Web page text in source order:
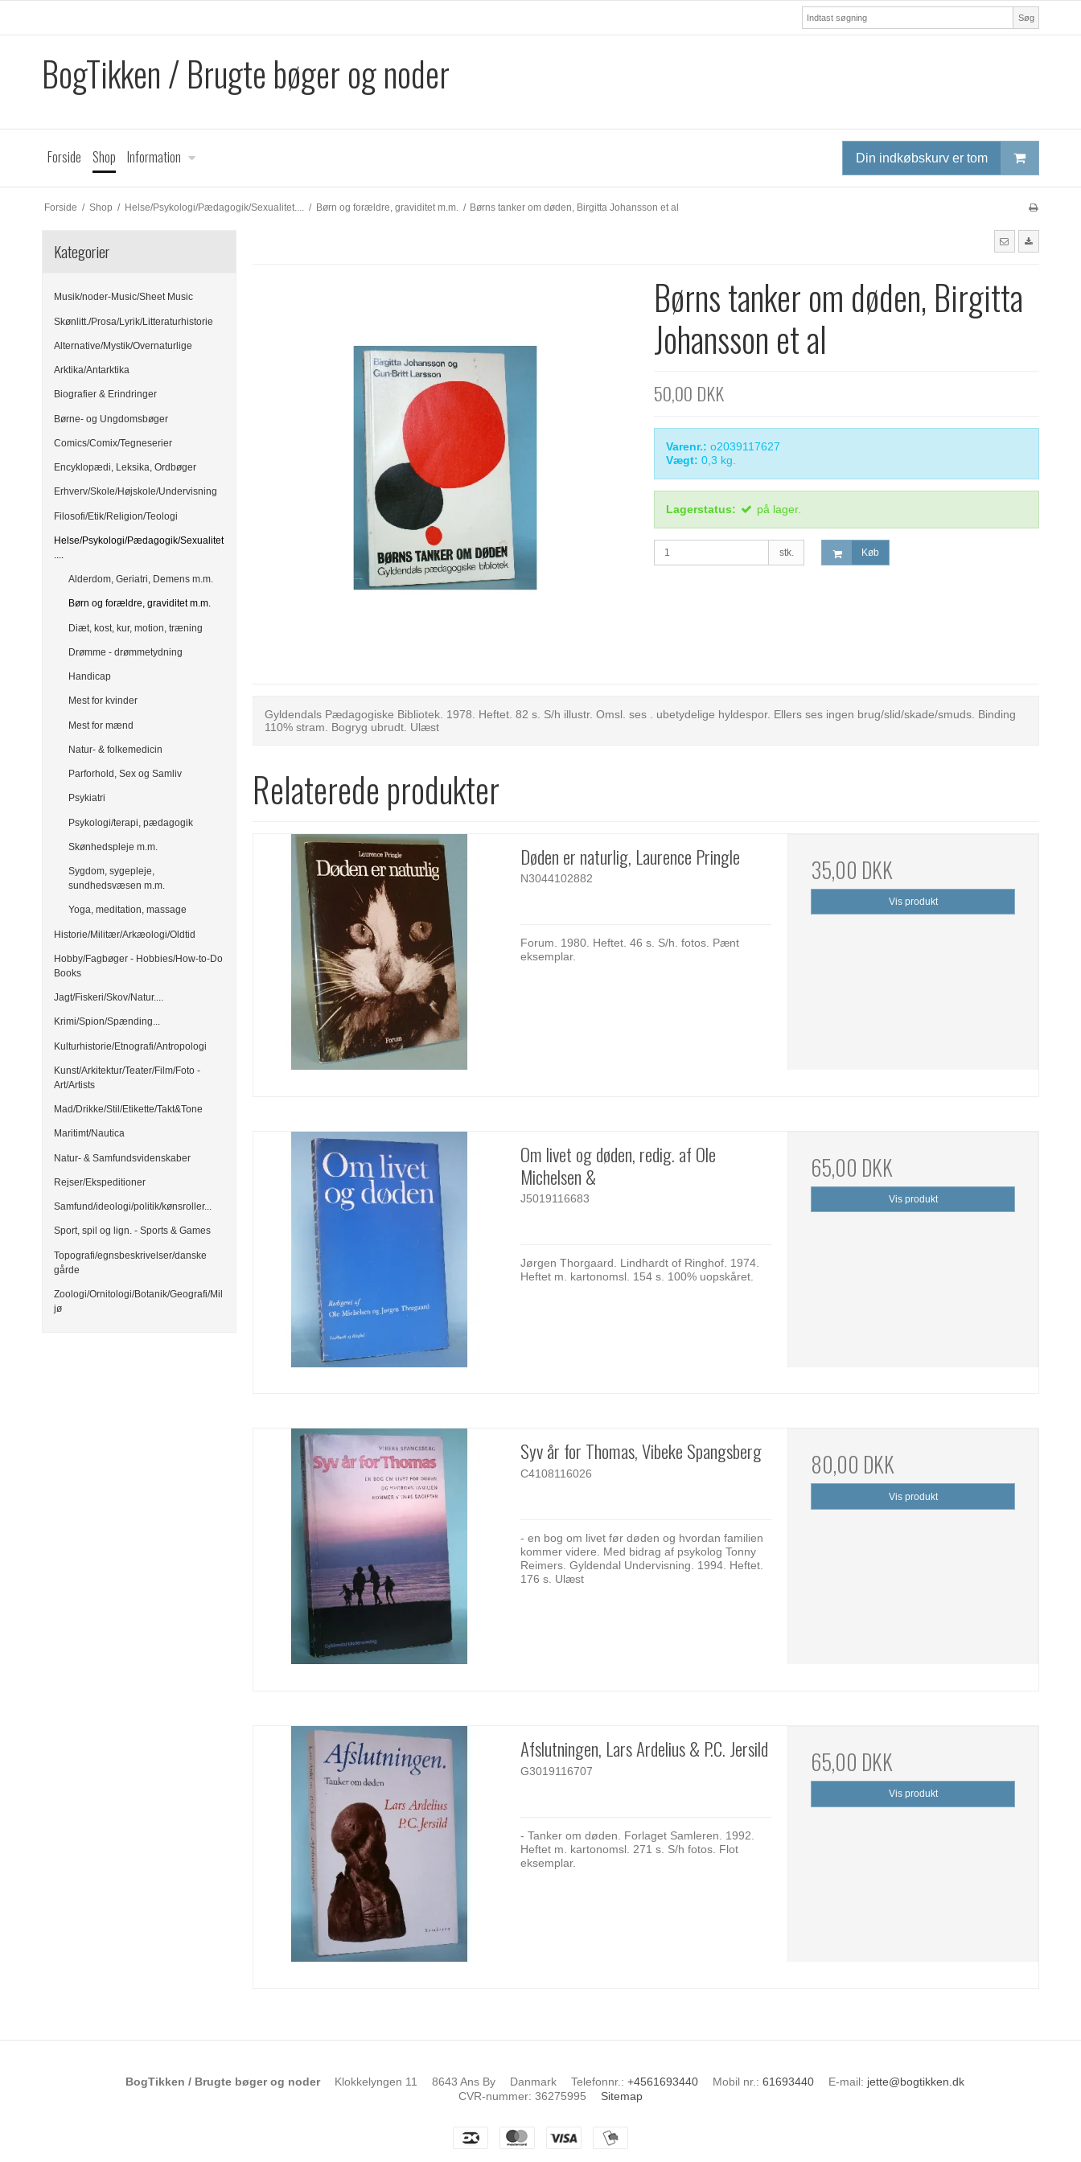
Søg
BogTikken / Brugte bøger og noder
Forside Shop Information Din indkøbskurv er tom
Forside / Shop / Helse/Psykologi/Pædagogik/Sexualitet.... / Børn og forældre, graviditet m.m. / Børns tanker om døden, Birgitta Johansson et al
Kategorier
Musik/noder-Music/Sheet Music
Skønlitt./Prosa/Lyrik/Litteraturhistorie
Alternative/Mystik/Overnaturlige
Arktika/Antarktika
Biografier & Erindringer
Børne- og Ungdomsbøger
Comics/Comix/Tegneserier
Encyklopædi, Leksika, Ordbøger
Erhverv/Skole/Højskole/Undervisning
Filosofi/Etik/Religion/Teologi
Helse/Psykologi/Pædagogik/Sexualitet
....
Alderdom, Geriatri, Demens m.m.
Børn og forældre, graviditet m.m.
Diæt, kost, kur, motion, træning
Drømme - drømmetydning
Handicap
Mest for kvinder
Mest for mænd
Natur- & folkemedicin
Parforhold, Sex og Samliv
Psykiatri
Psykologi/terapi, pædagogik
Skønhedspleje m.m.
Sygdom, sygepleje,
sundhedsvæsen m.m.
Yoga, meditation, massage
Historie/Militær/Arkæologi/Oldtid
Hobby/Fagbøger - Hobbies/How-to-Do
Books
Jagt/Fiskeri/Skov/Natur....
Krimi/Spion/Spænding...
Kulturhistorie/Etnografi/Antropologi
Kunst/Arkitektur/Teater/Film/Foto -
Art/Artists
Mad/Drikke/Stil/Etikette/Takt&Tone
Maritimt/Nautica
Natur- & Samfundsvidenskaber
Rejser/Ekspeditioner
Samfund/ideologi/politik/kønsroller...
Sport, spil og lign. - Sports & Games
Topografi/egnsbeskrivelser/danske
gårde
Zoologi/Ornitologi/Botanik/Geografi/Mil
jø
Børns tanker om døden, Birgitta
Johansson et al
50,00 DKK
Varenr.: o2039117627
Vægt: 0,3 kg.
Lagerstatus: på lager.
stk. Køb
Gyldendals Pædagogiske Bibliotek. 1978. Heftet. 82 s. S/h illustr. Omsl. ses . ubetydelige hyldespor. Ellers ses ingen brug/slid/skade/smuds. Binding
110% stram. Bogryg ubrudt. Ulæst
Relaterede produkter
Døden er naturlig, Laurence Pringle
N3044102882
Forum. 1980. Heftet. 46 s. S/h. fotos. Pænt
eksemplar.
35,00 DKK
Vis produkt
Om livet og døden, redig. af Ole
Michelsen &
J5019116683
Jørgen Thorgaard. Lindhardt of Ringhof. 1974.
Heftet m. kartonomsl. 154 s. 100% uopskåret.
65,00 DKK
Vis produkt
Syv år for Thomas, Vibeke Spangsberg
C4108116026
- en bog om livet før døden og hvordan familien
kommer videre. Med bidrag af psykolog Tonny
Reimers. Gyldendal Undervisning. 1994. Heftet.
176 s. Ulæst
80,00 DKK
Vis produkt
Afslutningen, Lars Ardelius & P.C. Jersild
G3019116707
- Tanker om døden. Forlaget Samleren. 1992.
Heftet m. kartonomsl. 271 s. S/h fotos. Flot
eksemplar.
65,00 DKK
Vis produkt
BogTikken / Brugte bøger og noder Klokkelyngen 11 8643 Ans By Danmark Telefonnr. : +4561693440 Mobil nr. : 61693440 E-mail: jette@bogtikken.dk
CVR-nummer: 36275995 Sitemap